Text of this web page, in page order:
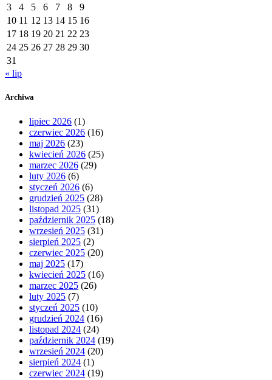
3
4 5 6 7 8
9
10 11 12 13 14 15 16
17 18 19 20 21 22 23
24 25 26 27 28 29 30
31
« lip
Archiwa
lipiec 2026 (1)
czerwiec 2026 (16)
maj 2026 (23)
kwiecień 2026 (25)
marzec 2026 (29)
luty 2026 (6)
styczeń 2026 (6)
grudzień 2025 (28)
listopad 2025 (31)
październik 2025 (18)
wrzesień 2025 (31)
sierpień 2025 (2)
czerwiec 2025 (20)
maj 2025 (17)
kwiecień 2025 (16)
marzec 2025 (26)
luty 2025 (7)
styczeń 2025 (10)
grudzień 2024 (16)
listopad 2024 (24)
październik 2024 (19)
wrzesień 2024 (20)
sierpień 2024 (1)
czerwiec 2024 (19)